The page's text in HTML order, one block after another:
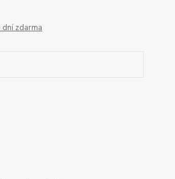
dní zdarma